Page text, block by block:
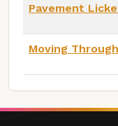
Pavement
Moving